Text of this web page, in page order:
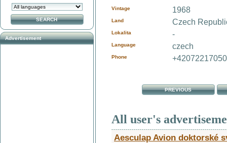
Vintage 1968
Land Czech
Lokalita -
Language czech
Phone
PREVIOUS
All user's
Aesculap Avion doktorské
Advertisement